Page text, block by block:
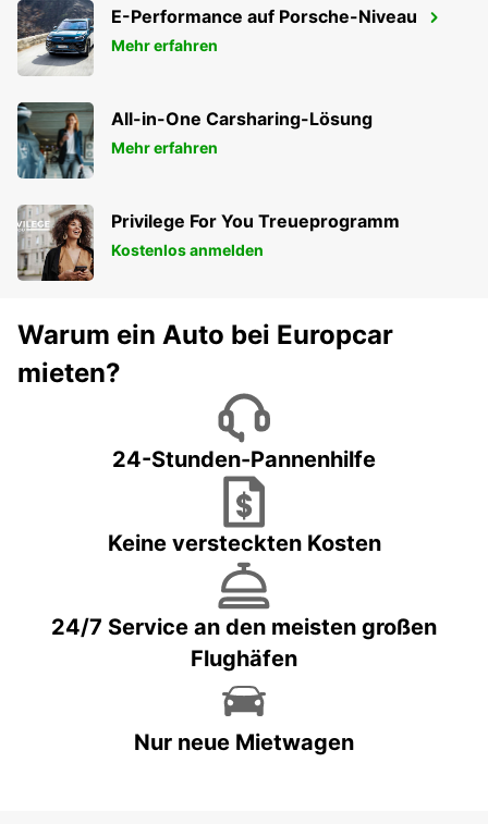
CALAIS FRETHUN TGV BAHNHOF -
SERVICE-POINT
FRETHUN - FRANCE
E-Performance auf Porsche-Niveau
Mehr erfahren
All-in-One Carsharing-Lösung
Mehr erfahren
Privilege For You Treueprogramm
Kostenlos anmelden
Warum ein Auto bei Europcar
mieten?
24-Stunden-Pannenhilfe
Keine versteckten Kosten
24/7 Service an den meisten großen
Flughäfen
Nur neue Mietwagen